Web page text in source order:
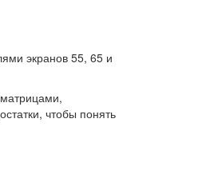
экранов 55, 65 и
чтобы понять